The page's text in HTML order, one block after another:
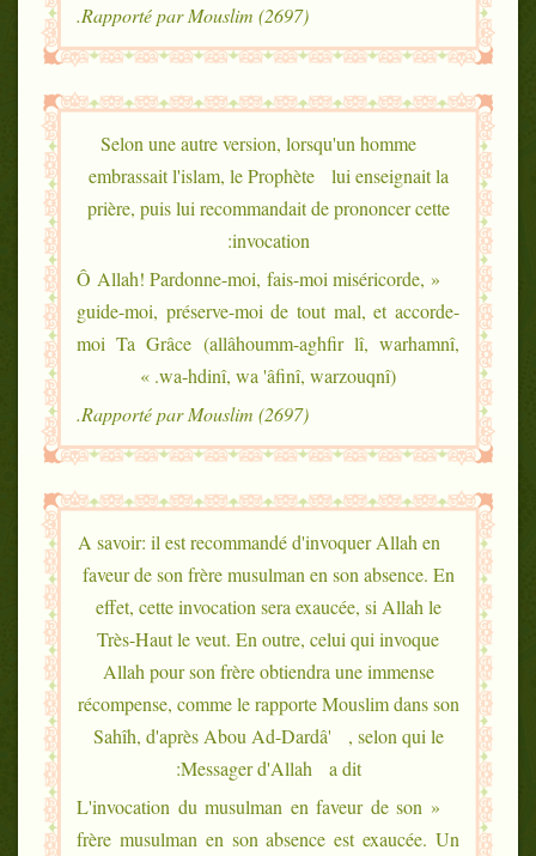
Rapporté par Mouslim (2697).
Selon une autre version, lorsqu'un homme
embrassait l'islam, le Prophète lui enseignait la
prière, puis lui recommandait de prononcer cette
invocation:
« Ô Allah! Pardonne-moi, fais-moi miséricorde,
guide-moi, préserve-moi de tout mal, et accorde-
moi Ta Grâce (allâhoumm-aghfir lî, warhamnî,
wa-hdinî, wa 'âfinî, warzouqnî). »
Rapporté par Mouslim (2697).
A savoir: il est recommandé d'invoquer Allah en
faveur de son frère musulman en son absence. En
effet, cette invocation sera exaucée, si Allah le
Très-Haut le veut. En outre, celui qui invoque
Allah pour son frère obtiendra une immense
récompense, comme le rapporte Mouslim dans son
Sahîh, d'après Abou Ad-Dardâ' , selon qui le
Messager d'Allah a dit:
« L'invocation du musulman en faveur de son
frère musulman en son absence est exaucée. Un